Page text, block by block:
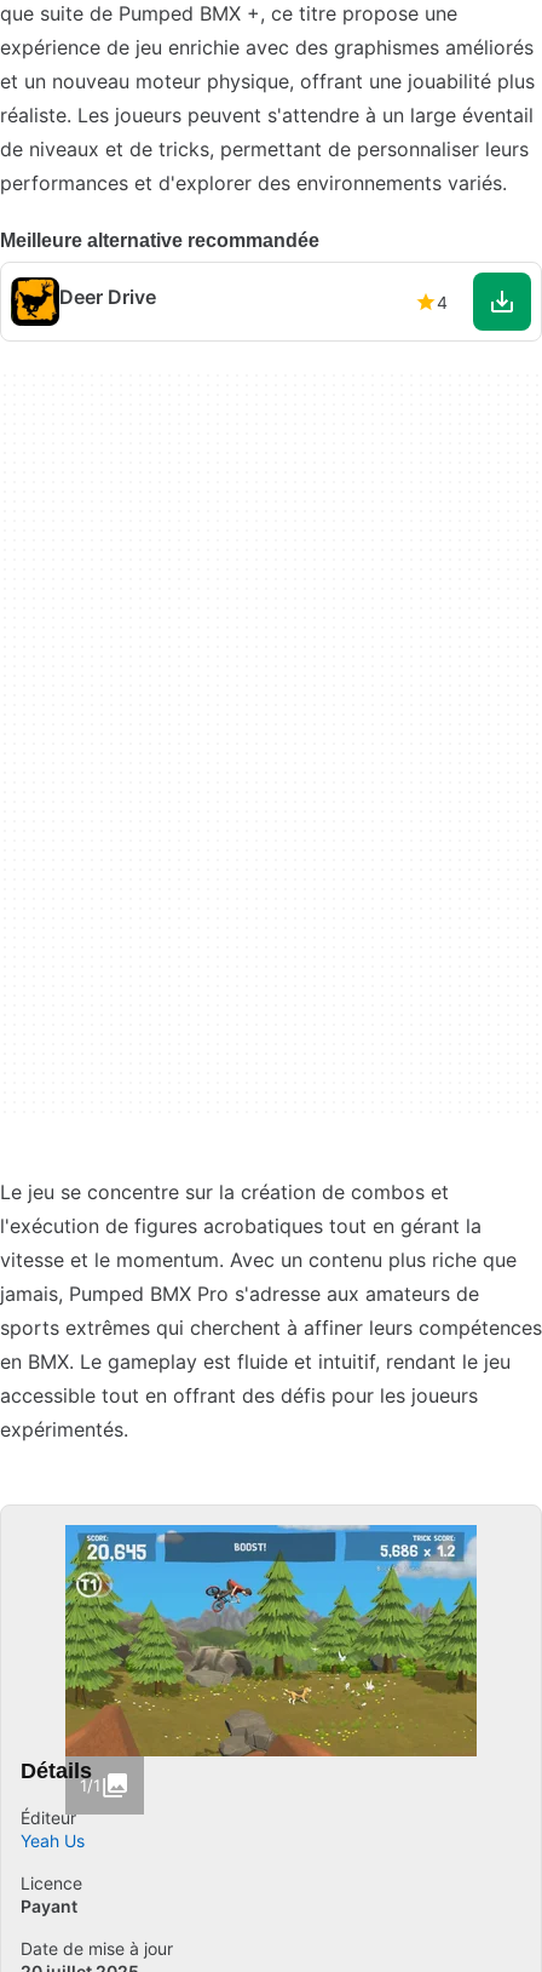
que suite de Pumped BMX +, ce titre propose une
expérience de jeu enrichie avec des graphismes améliorés
et un nouveau moteur physique, offrant une jouabilité plus
réaliste. Les joueurs peuvent s'attendre à un large éventail
de niveaux et de tricks, permettant de personnaliser leurs
performances et d'explorer des environnements variés.
Meilleure alternative recommandée
Deer Drive 4
Le jeu se concentre sur la création de combos et
l'exécution de figures acrobatiques tout en gérant la
vitesse et le momentum. Avec un contenu plus riche que
jamais, Pumped BMX Pro s'adresse aux amateurs de
sports extrêmes qui cherchent à affiner leurs compétences
en BMX. Le gameplay est fluide et intuitif, rendant le jeu
accessible tout en offrant des défis pour les joueurs
expérimentés.
1/1
Détails
Éditeur
Yeah Us
Licence
Payant
Date de mise à jour